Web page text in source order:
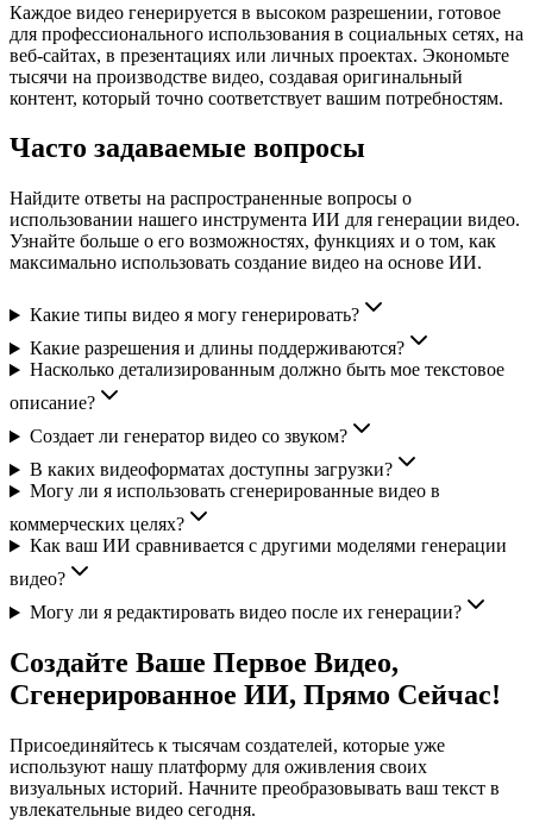
Каждое видео генерируется в высоком разрешении, готовое
для профессионального использования в социальных сетях, на
веб-сайтах, в презентациях или личных проектах. Экономьте
тысячи на производстве видео, создавая оригинальный
контент, который точно соответствует вашим потребностям.
Часто задаваемые вопросы
Найдите ответы на распространенные вопросы о
использовании нашего инструмента ИИ для генерации видео.
Узнайте больше о его возможностях, функциях и о том, как
максимально использовать создание видео на основе ИИ.
Какие типы видео я могу генерировать?
Какие разрешения и длины поддерживаются?
Насколько детализированным должно быть мое текстовое
описание?
Создает ли генератор видео со звуком?
В каких видеоформатах доступны загрузки?
Могу ли я использовать сгенерированные видео в
коммерческих целях?
Как ваш ИИ сравнивается с другими моделями генерации
видео?
Могу ли я редактировать видео после их генерации?
Создайте Ваше Первое Видео,
Сгенерированное ИИ, Прямо Сейчас!
Присоединяйтесь к тысячам создателей, которые уже
используют нашу платформу для оживления своих
визуальных историй. Начните преобразовывать ваш текст в
увлекательные видео сегодня.